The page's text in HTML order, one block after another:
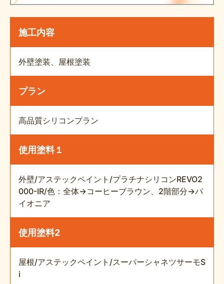
施工内容
外壁塗装、屋根塗装
プラン
高品質シリコンプラン
使用塗料１
外壁/アステックペイント/プラチナシリコンREVO2
000-IR/色：全体→コーヒーブラウン、2階部分→パ
イオニア
使用塗料2
屋根/アステックペイント/スーパーシャネツサーモS
i